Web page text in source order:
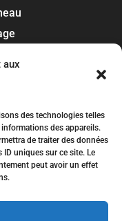
aux
des technologies telles
des appareils.
de traiter des données
uniques sur ce site. Le
peut avoir un effet